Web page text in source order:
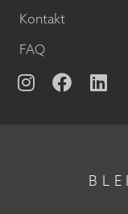
Kontakt
FAQ